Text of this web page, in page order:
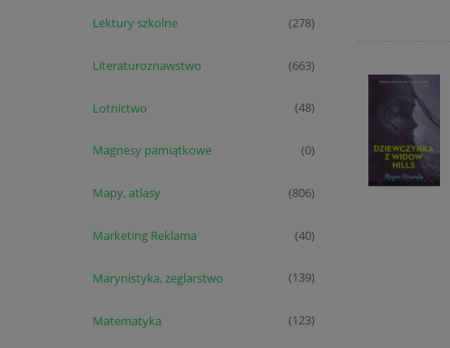
Lektury szkolne (278)
Literaturoznawstwo (663)
Lotnictwo (48)
Magnesy pamiątkowe (0)
Mapy, atlasy (806)
Marketing Reklama (40)
Marynistyka, żeglarstwo (139)
Matematyka (123)